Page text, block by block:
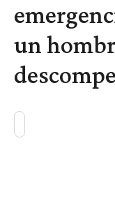
un